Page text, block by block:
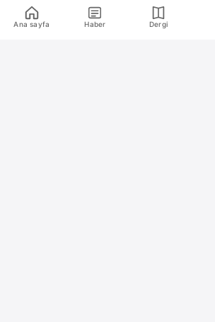
Alıntı ve Yeniden Kullanım Politikası
Ana sayfa Haber Dergi